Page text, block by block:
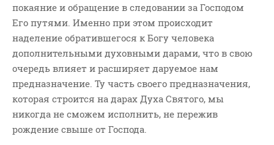
покаяние и обращение в следовании за Господом
Его путями. Именно при этом происходит
наделение обратившегося к Богу человека
дополнительными духовными дарами, что в свою
очередь влияет и расширяет даруемое нам
предназначение. Ту часть своего предназначения,
которая строится на дарах Духа Святого, мы
никогда не сможем исполнить, не пережив
рождение свыше от Господа.